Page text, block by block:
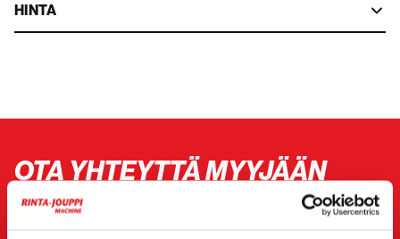
HINTA
OTA YHTEYTTÄ MYYJÄÄN
ViestiJCB 409
myyjälle. Hän on sinuun yhteydessä